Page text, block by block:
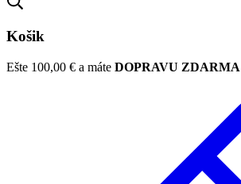
Košik
Ešte 100,00 € a máte DOPRAVU ZDARMA